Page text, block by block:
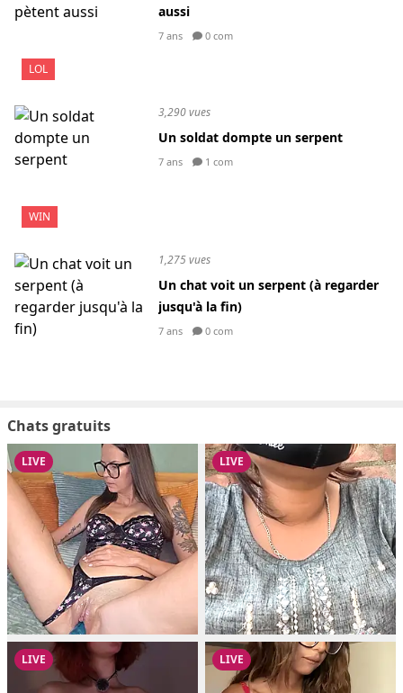
LOL
aussi
7 ans 0 com
WIN
3,290 vues
Un soldat dompte un serpent
7 ans 1 com
1,275 vues
Un chat voit un serpent (à regarder
jusqu'à la fin)
7 ans 0 com
Chats gratuits